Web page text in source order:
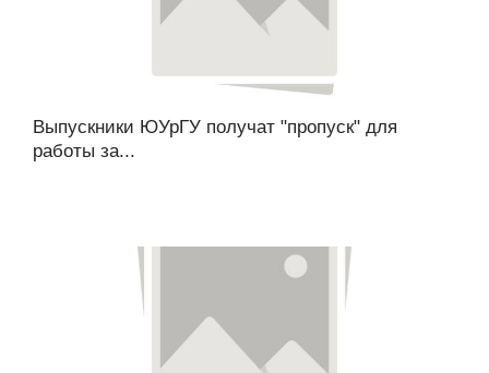
Выпускники ЮУрГУ получат "пропуск" для
работы за...